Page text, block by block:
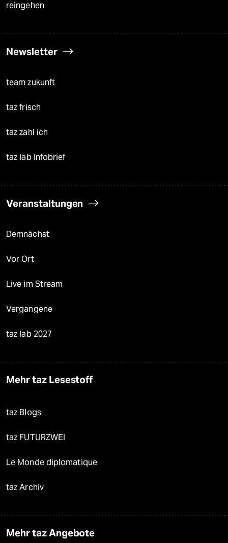
reingehen
Newsletter
team zukunft
taz frisch
taz zahl ich
taz lab Infobrief
Veranstaltungen
Demnächst
Vor Ort
Live im Stream
Vergangene
taz lab 2027
Mehr taz Lesestoff
taz Blogs
taz FUTURZWEI
Le Monde diplomatique
taz Archiv
Mehr taz Angebote